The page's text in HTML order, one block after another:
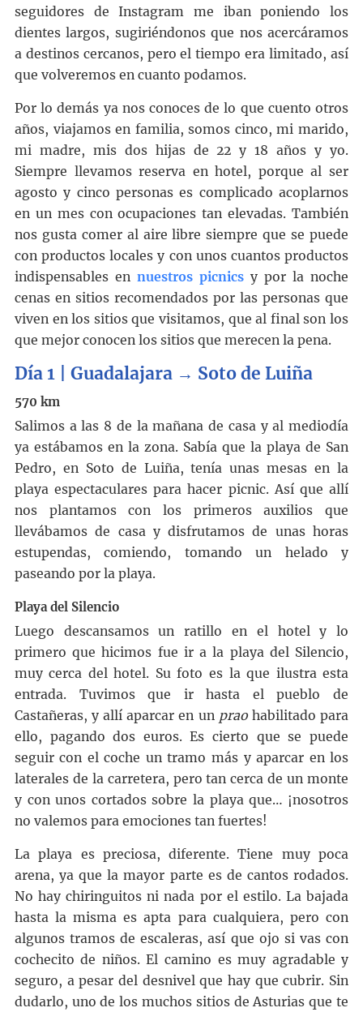
seguidores de Instagram me iban poniendo los
dientes largos, sugiriéndonos que nos acercáramos
a destinos cercanos, pero el tiempo era limitado, así
que volveremos en cuanto podamos.
Por lo demás ya nos conoces de lo que cuento otros
años, viajamos en familia, somos cinco, mi marido,
mi madre, mis dos hijas de 22 y 18 años y yo.
Siempre llevamos reserva en hotel, porque al ser
agosto y cinco personas es complicado acoplarnos
en un mes con ocupaciones tan elevadas. También
nos gusta comer al aire libre siempre que se puede
con productos locales y con unos cuantos productos
indispensables en nuestros picnics y por la noche
cenas en sitios recomendados por las personas que
viven en los sitios que visitamos, que al final son los
que mejor conocen los sitios que merecen la pena.
Día 1 | Guadalajara → Soto de Luiña
570 km
Salimos a las 8 de la mañana de casa y al mediodía
ya estábamos en la zona. Sabía que la playa de San
Pedro, en Soto de Luiña, tenía unas mesas en la
playa espectaculares para hacer picnic. Así que allí
nos plantamos con los primeros auxilios que
llevábamos de casa y disfrutamos de unas horas
estupendas, comiendo, tomando un helado y
paseando por la playa.
Playa del Silencio
Luego descansamos un ratillo en el hotel y lo
primero que hicimos fue ir a la playa del Silencio,
muy cerca del hotel. Su foto es la que ilustra esta
entrada. Tuvimos que ir hasta el pueblo de
Castañeras, y allí aparcar en un praohabilitado para
ello, pagando dos euros. Es cierto que se puede
seguir con el coche un tramo más y aparcar en los
laterales de la carretera, pero tan cerca de un monte
y con unos cortados sobre la playa que… ¡nosotros
no valemos para emociones tan fuertes!
La playa es preciosa, diferente. Tiene muy poca
arena, ya que la mayor parte es de cantos rodados.
No hay chiringuitos ni nada por el estilo. La bajada
hasta la misma es apta para cualquiera, pero con
algunos tramos de escaleras, así que ojo si vas con
cochecito de niños. El camino es muy agradable y
seguro, a pesar del desnivel que hay que cubrir. Sin
dudarlo, uno de los muchos sitios de Asturias que te